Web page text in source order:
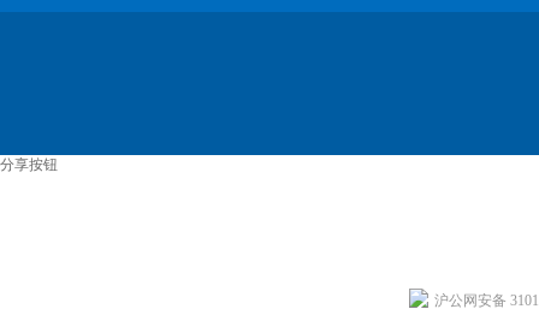
分享按钮
沪公网安备